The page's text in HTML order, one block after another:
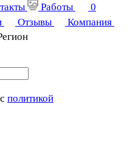
Работы
0
Отзывы
Компания
политикой